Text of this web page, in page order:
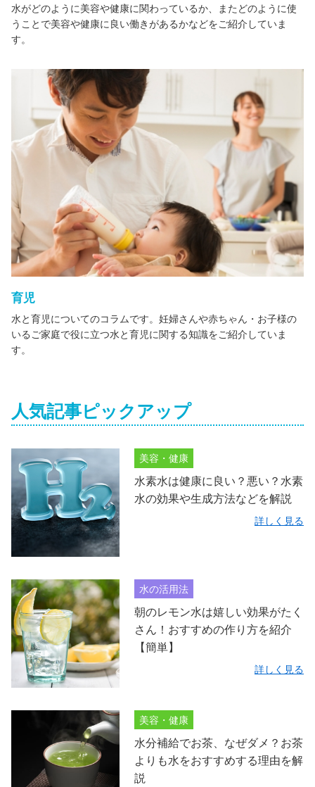
水がどのように美容や健康に関わっているか、またどのように使
うことで美容や健康に良い働きがあるかなどをご紹介していま
す。
育児
水と育児についてのコラムです。妊婦さんや赤ちゃん・お子様の
いるご家庭で役に立つ水と育児に関する知識をご紹介していま
す。
人気記事ピックアップ
美容・健康
水素水は健康に良い？悪い？水素
水の効果や生成方法などを解説
詳しく見る
水の活用法
朝のレモン水は嬉しい効果がたく
さん！おすすめの作り方を紹介
【簡単】
詳しく見る
美容・健康
水分補給でお茶、なぜダメ？お茶
よりも水をおすすめする理由を解
説